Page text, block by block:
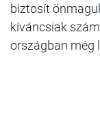
biztosít
kíváncsiak
országban még